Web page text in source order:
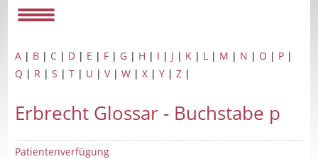
A | B | C | D | E | F | G | H | I | J | K | L | M | N | O | P |
Q | R |S |T | U |V|W |X |Y |Z |
Erbrecht Glossar - Buchstabe p
Patientenverfügung